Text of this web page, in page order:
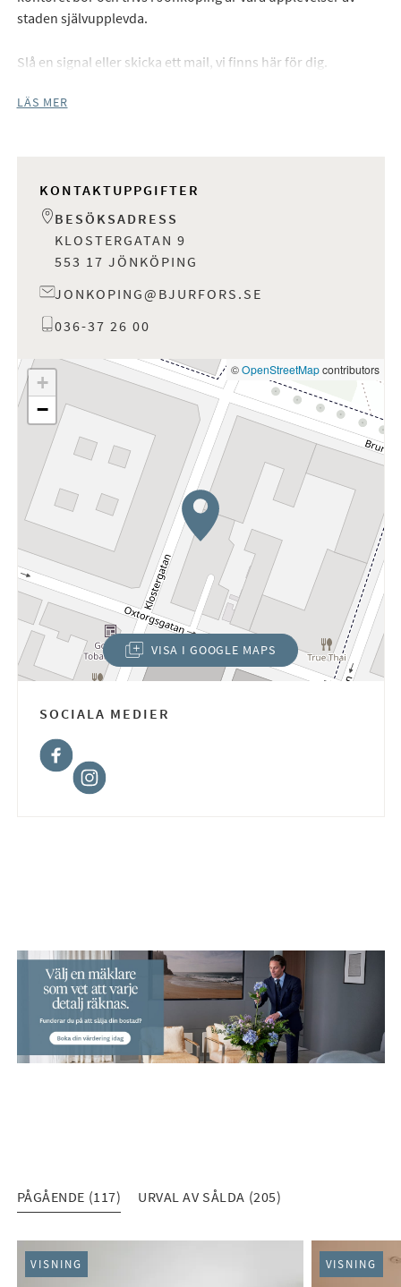
staden självupplevda.
Slå en signal eller skicka ett mail, vi finns här för dig.
LÄS MER
KONTAKTUPPGIFTER
BESÖKSADRESS
KLOSTERGATAN 9
553 17 JÖNKÖPING
JONKOPING@BJURFORS.SE
036-37 26 00
+
−
©OpenStreetMapcontributors
VISA I GOOGLE MAPS
(ÖPPNAS I NYTT FÖNSTER)
SOCIALA MEDIER
Facebook
PÅGÅENDE (117) URVAL AV SÅLDA (205)
PÅGÅENDE (117)
VISNING VISNING